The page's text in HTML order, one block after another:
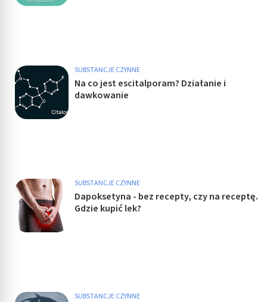
SUBSTANCJE CZYNNE
Na co jest escitalporam? Działanie i
dawkowanie
SUBSTANCJE CZYNNE
Dapoksetyna - bez recepty, czy na receptę.
Gdzie kupić lek?
SUBSTANCJE CZYNNE